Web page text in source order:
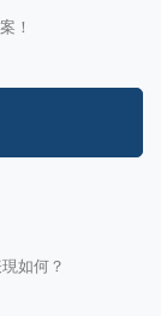
！
如何？